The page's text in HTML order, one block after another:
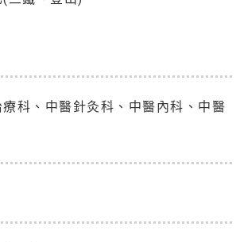
科、中醫針灸科、中醫內科、中醫